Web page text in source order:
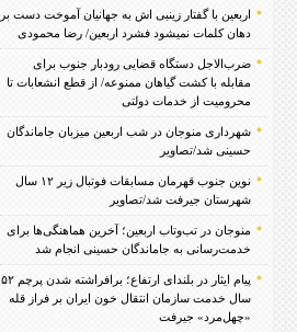
اربعین با گفتار زینبی اش به جهانیان آموخت دست بر
دهان کلمات نمیشود فشرد اربعین/ رضا محمودی
ضرب‌الاجل دستگاه قضایی رودبار جنوب برای
مقابله با کشت گیاهان ممنوعه/ از قطع انشعابات تا
محرومیت از خدمات دولتی
شهرداری منوجان در شب اربعین میزبان جاماندگان
حسینی شد/تصاویر
نوین جنوب قهرمان مسابقات فوتبال زیر ۱۲ سال
شهرستان جیرفت شد/تصاویر
منوجان در تب‌وتاب اربعین؛ آخرین هماهنگی‌ها برای
خدمت‌رسانی به جاماندگان حسینی انجام شد
پیام ایثار در بلندای ارتفاع؛ برافراشته شدن پرچم ۵۲
سال خدمت سازمان انتقال خون ایران بر فراز قله
«چهل‌مرد» جیرفت